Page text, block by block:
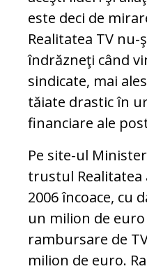
este deci de
Realitatea TV
îndrăzneţi când
sindicate, mai
tăiate drastic în
financiare ale
Pe site-ul
trustul Realitatea
2006 încoace, cu
un milion de
rambursare de
milion de euro.